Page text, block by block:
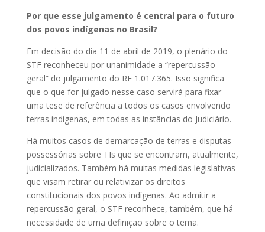
Por que esse julgamento é central para o futuro
dos povos indígenas no Brasil?
Em decisão do dia 11 de abril de 2019, o plenário do
STF reconheceu por unanimidade a “repercussão
geral” do julgamento do RE 1.017.365. Isso significa
que o que for julgado nesse caso servirá para fixar
uma tese de referência a todos os casos envolvendo
terras indígenas, em todas as instâncias do Judiciário.
Há muitos casos de demarcação de terras e disputas
possessórias sobre TIs que se encontram, atualmente,
judicializados. Também há muitas medidas legislativas
que visam retirar ou relativizar os direitos
constitucionais dos povos indígenas. Ao admitir a
repercussão geral, o STF reconhece, também, que há
necessidade de uma definição sobre o tema.